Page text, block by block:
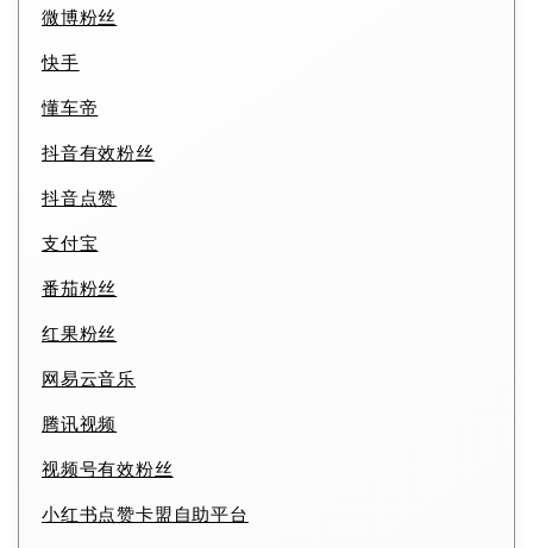
微博粉丝
快手
懂车帝
抖音有效粉丝
抖音点赞
支付宝
番茄粉丝
红果粉丝
网易云音乐
腾讯视频
视频号有效粉丝
小红书点赞卡盟自助平台